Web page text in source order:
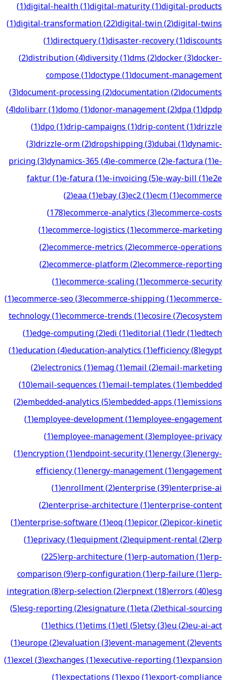
(1)digital-health(1)digital-maturity(1)digital-products
(1)digital-transformation(22)digital-twin(2)digital-twins
(1)directquery(1)disaster-recovery(1)discounts
(2)distribution(4)diversity(1)dms(2)docker(3)docker-
compose(1)doctype(1)document-management
(3)document-processing(2)documentation(2)documents
(4)dolibarr(1)domo(1)donor-management(2)dpa(1)dpdp
(1)dpo(1)drip-campaigns(1)drip-content(1)drizzle
(3)drizzle-orm(2)dropshipping(3)dubai(1)dynamic-
pricing(3)dynamics-365(4)e-commerce(2)e-factura(1)e-
faktur(1)e-fatura(1)e-invoicing(5)e-way-bill(1)e2e
(2)eaa(1)ebay(3)ec2(1)ecm(1)ecommerce
(178)ecommerce-analytics(3)ecommerce-costs
(1)ecommerce-logistics(1)ecommerce-marketing
(2)ecommerce-metrics(2)ecommerce-operations
(2)ecommerce-platform(2)ecommerce-reporting
(1)ecommerce-scaling(1)ecommerce-security
(1)ecommerce-seo(3)ecommerce-shipping(1)ecommerce-
technology(1)ecommerce-trends(1)ecosire(7)ecosystem
(1)edge-computing(2)edi(1)editorial(1)edr(1)edtech
(1)education(4)education-analytics(1)efficiency(8)egypt
(2)electronics(1)emag(1)email(2)email-marketing
(10)email-sequences(1)email-templates(1)embedded
(2)embedded-analytics(5)embedded-apps(1)emissions
(1)employee-development(1)employee-engagement
(1)employee-management(3)employee-privacy
(1)encryption(1)endpoint-security(1)energy(3)energy-
efficiency(1)energy-management(1)engagement
(1)enrollment(2)enterprise(39)enterprise-ai
(2)enterprise-architecture(1)enterprise-content
(1)enterprise-software(1)eoq(1)epicor(2)epicor-kinetic
(1)eprivacy(1)equipment(2)equipment-rental(2)erp
(225)erp-architecture(1)erp-automation(1)erp-
comparison(9)erp-configuration(1)erp-failure(1)erp-
integration(8)erp-selection(2)erpnext(18)errors(40)esg
(5)esg-reporting(2)esignature(1)eta(2)ethical-sourcing
(1)ethics(1)etims(1)etl(5)etsy(3)eu(2)eu-ai-act
(1)europe(2)evaluation(3)event-management(2)events
(1)excel(3)exchanges(1)executive-reporting(1)expansion